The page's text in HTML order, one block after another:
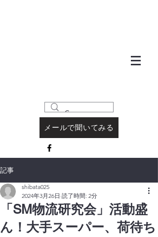
メールで聞いてみる
記事
「SM物流研究会」活動盛
ん！大手スーパー、荷待ち
shibata025
2024年3月26日 読了時間: 2分